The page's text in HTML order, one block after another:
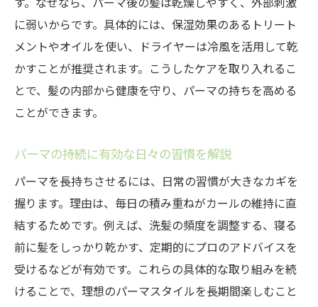
に弱いからです。具体的には、保湿効果のあるトリート
メントやオイルを使い、ドライヤーは冷風を活用して乾
かすことが推奨されます。こうしたケアを取り入れるこ
とで、髪の内部から健康を守り、パーマの持ちを高める
ことができます。
パーマの持続に有効な日々の習慣を解説
パーマを長持ちさせるには、日常の習慣が大きなカギを
握ります。理由は、毎日の積み重ねがカールの維持に直
結するためです。例えば、洗髪の頻度を調整する、寝る
前に髪をしっかり乾かす、定期的にプロのアドバイスを
受けるなどが有効です。これらの具体的な取り組みを続
けることで、理想のパーマスタイルを長期間楽しむこと